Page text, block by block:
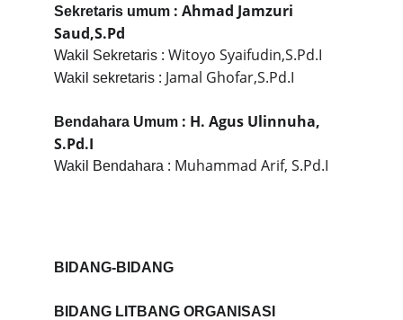
Sekretaris umum : Ahmad Jamzuri
Saud,S.Pd
Wakil Sekretaris : Witoyo Syaifudin,S.Pd.I
Wakil sekretaris : Jamal Ghofar,S.Pd.I
Bendahara Umum : H. Agus Ulinnuha,
S.Pd.I
Wakil Bendahara : Muhammad Arif, S.Pd.I
BIDANG-BIDANG
BIDANG LITBANG ORGANISASI